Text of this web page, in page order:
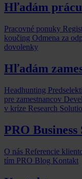
Hľadám prácu
Pracovné ponuky
koučing Odmena za
dovolenky
Hľadám
Headhunting
pre zamestnancov
v kríze Research
PRO Business
O nás Referencie
tím PRO Blog Kontakt